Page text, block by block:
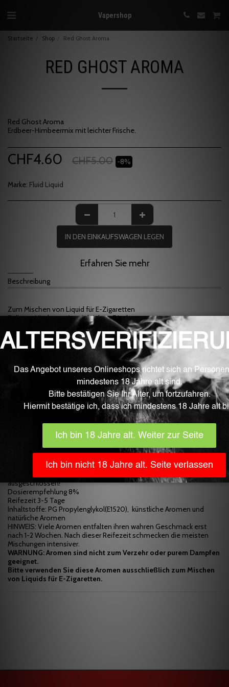
Vapershop
Startseite Shop Red Ghost Aroma
RED GHOST AROMA
Red Ghost Aroma
Erdbeer-Himbeermix mit leichter Frische.
CHF4.60 CHF5.00 -8%
Marke: Fluid Liquid
IN DEN EINKAUFSWAGEN LEGEN
Erfahren Sie mehr
Beschreibung
Zum Mischen von Liquid für E-Zigaretten
Erdbeer-Himbeermix mit leichter Frische.
Fluid ist beste Qualität aus dem Schweizer Grenzgebiet.
Unsere Fluid Aromen werden unter größter Sorgfalt und unter
sterilen Laborbedingungen in Deutschland entwickelt, hergestellt
und vollautomatisiert abgefüllt. Sie enthalten ausschließlich
Zutaten, die von der EU für die Lebensmittelverarbeitung
zugelassen sind und von der EFSA (European Food Safety Authority)
überwacht werden. Die Flaschen sind Bestandteile der
Pharmaindustrie, Kindergesichert und EU Zertifiziert.
Neben der hohen Reinheit und Qualität begeistern die Fluid Aromen
mit sehr klaren, kräftigen und natürlichen Aromanuancen.
Der Inhalt beträgt 10 ml.
! Bewahren Sie generell Aromen an einem für Kinder,
Kleinkinder und Haustiere unzugänglichem Ort auf. Die Verwendung,
Benutzung und der Konsum geschehen ausnahmslos auf eigene
Aromen sind aus hygienischen Gründen vom Umtausch
ausgeschlossen!
Dosierempfehlung 8%
Reifezeit 3-5 Tage
Inhaltstoffe: PG Propylenglykol(E1520), künstliche Aromen und
natürliche Aromen
HINWEIS: Viele Aromen entfalten ihren wahren Geschmack erst
nach 1-2 Wochen. Nach dieser Reifezeit schmecken die meisten
Mischungen intensiver.
WARNUNG: Aromen sind nicht zum Verzehr oder purem Dampfen
geeignet.
Bitte verwenden Sie diese Aromen ausschließlich zum Mischen
von Liquids für E-Zigaretten.